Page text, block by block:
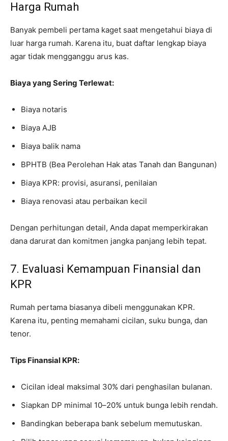
Harga Rumah
Banyak pembeli pertama kaget saat mengetahui biaya di
luar harga rumah. Karena itu, buat daftar lengkap biaya
agar tidak mengganggu arus kas.
Biaya yang Sering Terlewat:
Biaya notaris
Biaya AJB
Biaya balik nama
BPHTB (Bea Perolehan Hak atas Tanah dan Bangunan)
Biaya KPR: provisi, asuransi, penilaian
Biaya renovasi atau perbaikan kecil
Dengan perhitungan detail, Anda dapat memperkirakan
dana darurat dan komitmen jangka panjang lebih tepat.
7. Evaluasi Kemampuan Finansial dan
KPR
Rumah pertama biasanya dibeli menggunakan KPR.
Karena itu, penting memahami cicilan, suku bunga, dan
tenor.
Tips Finansial KPR:
Cicilan ideal maksimal 30% dari penghasilan bulanan.
Siapkan DP minimal 10–20% untuk bunga lebih rendah.
Bandingkan beberapa bank sebelum memutuskan.